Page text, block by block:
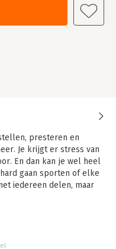
presteren en
Je krijgt er stress van
En dan kan je wel heel
gaan sporten of elke
iedereen delen, maar
aan lopen kloten? Je